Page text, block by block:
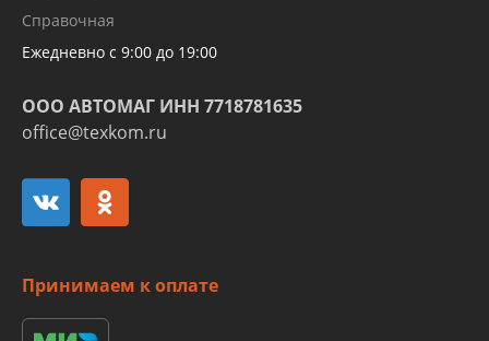
алюминиевых трубок и штуцеров
Справочная
Ежедневно с 9:00 до 19:00
ООО АВТОМАГ ИНН 7718781635
office@texkom.ru
Принимаем к оплате